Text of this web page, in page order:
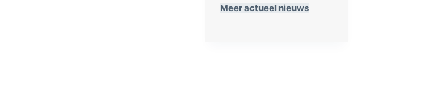
Meer actueel nieuws